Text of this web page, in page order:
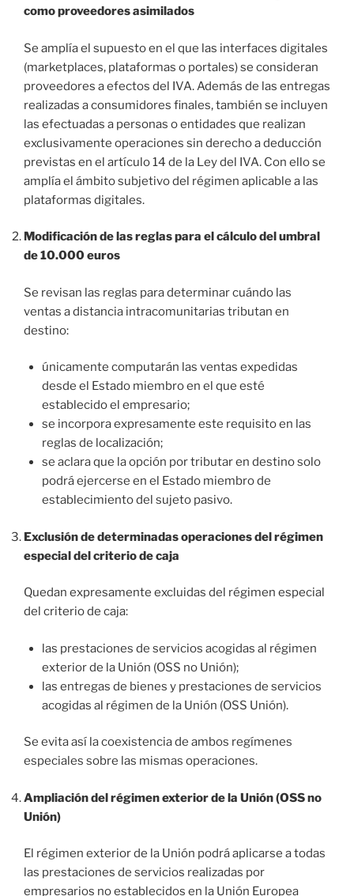
como proveedores asimilados
Se amplía el supuesto en el que las interfaces digitales
(marketplaces, plataformas o portales) se consideran
proveedores a efectos del IVA. Además de las entregas
realizadas a consumidores finales, también se incluyen
las efectuadas a personas o entidades que realizan
exclusivamente operaciones sin derecho a deducción
previstas en el artículo 14 de la Ley del IVA. Con ello se
amplía el ámbito subjetivo del régimen aplicable a las
plataformas digitales.
Modificación de las reglas para el cálculo del umbral
de 10.000 euros
Se revisan las reglas para determinar cuándo las
ventas a distancia intracomunitarias tributan en
destino:
únicamente computarán las ventas expedidas
desde el Estado miembro en el que esté
establecido el empresario;
se incorpora expresamente este requisito en las
reglas de localización;
se aclara que la opción por tributar en destino solo
podrá ejercerse en el Estado miembro de
establecimiento del sujeto pasivo.
Exclusión de determinadas operaciones del régimen
especial del criterio de caja
Quedan expresamente excluidas del régimen especial
del criterio de caja:
las prestaciones de servicios acogidas al régimen
exterior de la Unión (OSS no Unión);
las entregas de bienes y prestaciones de servicios
acogidas al régimen de la Unión (OSS Unión).
Se evita así la coexistencia de ambos regímenes
especiales sobre las mismas operaciones.
Ampliación del régimen exterior de la Unión (OSS no
Unión)
El régimen exterior de la Unión podrá aplicarse a todas
las prestaciones de servicios realizadas por
empresarios no establecidos en la Unión Europea